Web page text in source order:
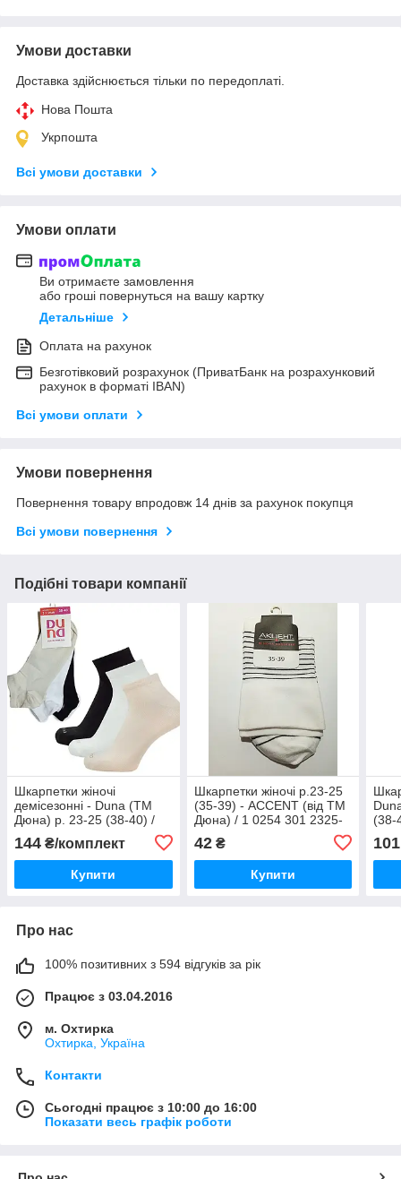
Умови доставки
Доставка здійснюється тільки по передоплаті.
Нова Пошта
Укрпошта
Всі умови доставки
Умови оплати
Ви отримаєте замовлення
або гроші повернуться на вашу картку
Детальніше
Оплата на рахунок
Безготівковий розрахунок (ПриватБанк на розрахунковий
рахунок в форматі IBAN)
Всі умови оплати
Умови повернення
Повернення товару впродовж 14 днів за рахунок покупця
Всі умови повернення
Подібні товари компанії
Шкарпетки жіночі
демісезонні - Duna (ТМ
Дюна) р. 23-25 (38-40) /
(комплект 3 пари) 1562-
1000-сіро-беж / укорочені,
спорт
144 ₴/комплект
Купити
Шкарпетки жіночі р.23-25
(35-39) - ACCENT (від ТМ
Дюна) / 1 0254 301 2325-
42₴
Купити
(38-
101
Про нас
100% позитивних з 594 відгуків за рік
Працює з 03.04.2016
м. Охтирка
Охтирка, Україна
Контакти
Сьогодні працює з 10:00 до 16:00
Показати весь графік роботи